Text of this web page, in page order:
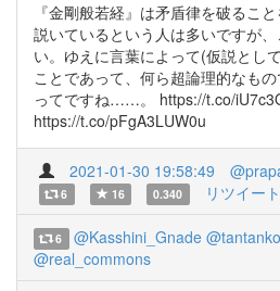
『金剛般若経』は矛盾律を破るこ
説いているという人は多いですが
い。ゆえに言葉によって(仮説とし
ことであって、何ら超論理的なも
ってですね……。 https://t.co/
https://t.co/pFgA3LUW0u
2021-01-30 19:58:49
6 16 0.340 リツイー
6 @Kasshini_Gnade
@real_commons